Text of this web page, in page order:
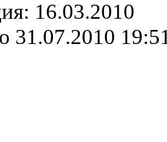
16.03.2010
31.07.2010